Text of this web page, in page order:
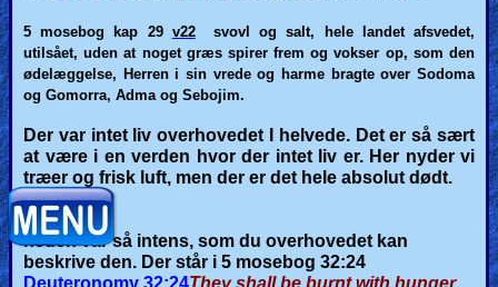
5 mosebog kap 29 v22svovl og salt, hele landet afsvedet,
utilsået, uden at noget græs spirer frem og vokser op, som den
ødelæggelse, Herren i sin vrede og harme bragte over Sodoma
og Gomorra, Adma og Sebojim.
Der var intet liv overhovedet I helvede. Det er så sært
at være i en verden hvor der intet liv er. Her nyder vi
træer og frisk luft, men der er det hele absolut dødt.
(Hede)
heden var så intens, som du overhovedet kan
beskrive den. Der står i 5 mosebog 32:24
Deuteronomy 32:24They shall be burnt with hunger,